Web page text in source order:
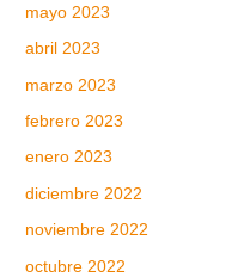
mayo 2023
abril 2023
marzo 2023
febrero 2023
enero 2023
diciembre 2022
noviembre 2022
octubre 2022